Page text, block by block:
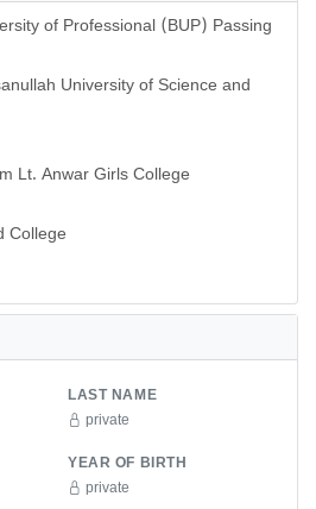
of Professional (BUP) Passing
University of Science and
Lt. Anwar Girls College
College
LAST NAME
private
YEAR OF BIRTH
private